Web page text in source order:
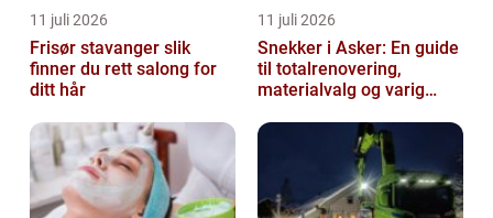
11 juli 2026
Frisør stavanger slik
finner du rett salong for
ditt hår
11 juli 2026
Snekker i Asker: En guide
til totalrenovering,
materialvalg og varig